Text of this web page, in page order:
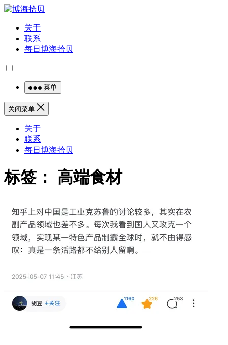
关于
联系
每日博海拾贝
菜单
关闭菜单
关于
联系
每日博海拾贝
标签： 高端食材